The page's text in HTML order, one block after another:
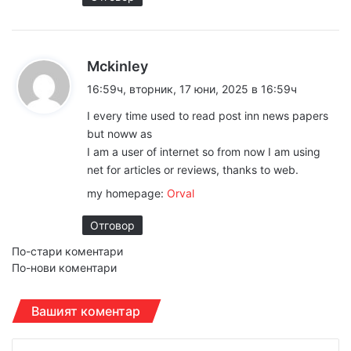
Mckinley
а
:
16:59ч, вторник, 17 юни, 2025 в 16:59ч
I every time used to read post inn news papers
but noww as
I am a user of internet so from now I am using
net for articles or reviews, thanks to web.
my homepage: Orval
Отговор
Н
в
и
По-стари коментари
По-нови коментари
Вашият коментар